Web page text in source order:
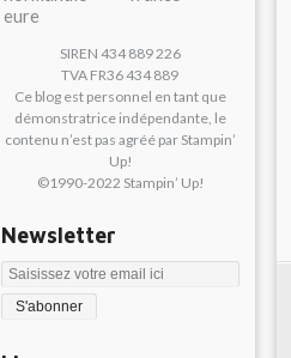
SIREN 434 889 226
TVA FR36 434 889
Ce blog est personnel en tant que
démonstratrice indépendante, le
contenu n’est pas agréé par Stampin’
Up!
©1990-2022 Stampin’ Up!
Newsletter